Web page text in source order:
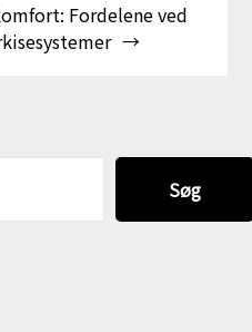
Fordelene ved
Søg